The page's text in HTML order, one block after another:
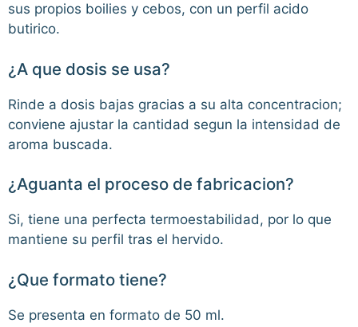
sus propios boilies y cebos, con un perfil acido
butirico.
¿A que dosis se usa?
Rinde a dosis bajas gracias a su alta concentracion;
conviene ajustar la cantidad segun la intensidad de
aroma buscada.
¿Aguanta el proceso de fabricacion?
Si, tiene una perfecta termoestabilidad, por lo que
mantiene su perfil tras el hervido.
¿Que formato tiene?
Se presenta en formato de 50 ml.